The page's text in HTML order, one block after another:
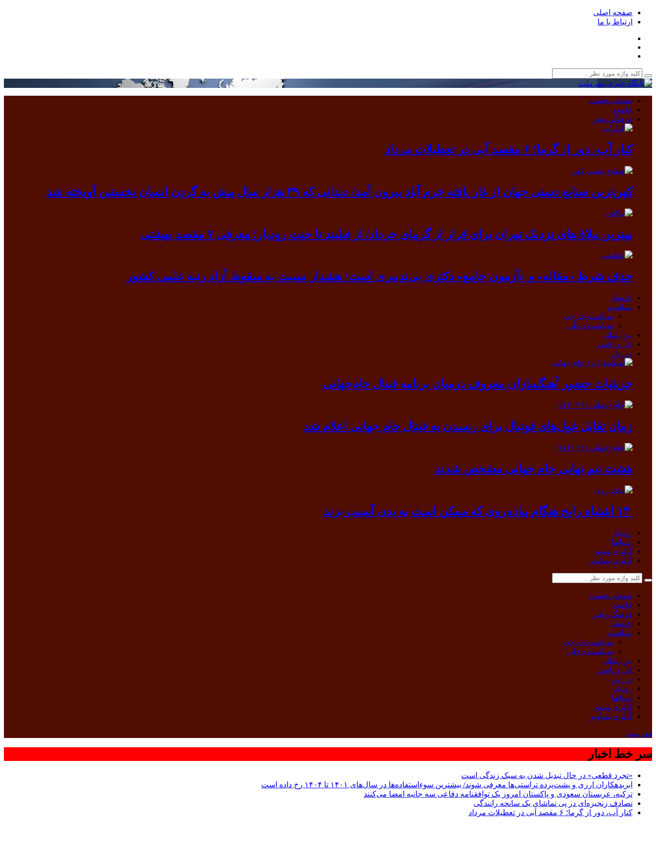
صفحه اصلی
ارتباط با ما
صفحه نخست
جامعه
فرهنگ و هنر
کنار آب، دور از گرما؛ ۶ مقصد آبی در تعطیلات مرداد
کهن‌ترین صنایع دستی جهان از غار یافته خرم آباد بیرون آمد/ دندانی که ۳۹ هزار سال پیش به گردن انسان نخستین آویخته شد
بهترین ییلاق‌های نزدیک تهران برای فرار از گرمای خرداد/ از فیلبند تا جنت رودبار؛ معرفی ۷ مقصد بهشتی
حذف شرط «مقاله» و «آزمون جامع» دکتری بی‌تدبیری است/ هشدار نسبت به سقوط آزاد رتبه علمی کشور
اقتصاد
سیاست
سیاست خارجی
سیاست داخلی
بین الملل
کار و دانش
ورزش
جزیئیات حضور آهنگسازان معروف درمیان برنامه فینال جام‌جهانی
زمان تقابل غول‌های فوتبال برای رسیدن به فینال جام جهانی اعلام شد
هشت تیم نهایی جام جهانی مشخص شدند
۱۳ اشتباه رایج هنگام پیاده‌روی که ممکن است به بدن آسیب بزند
رویداد
استانها
گالری ویدیو
گالری تصاویر
صفحه نخست
جامعه
فرهنگ و هنر
اقتصاد
سیاست
سیاست خارجی
سیاست داخلی
بین الملل
کار و دانش
ورزش
رویداد
استانها
گالری ویدیو
گالری تصاویر
فهرست
سر خط اخبار
«تجرد قطعی» در حال تبدیل شدن به سبک زندگی است
ابربدهکاران ارزی و پشت‌پرده تراستی‌ها معرفی شوند/ بیشترین سوءاستفاده‌ها در سال‌های ۱۴۰۱ تا ۱۴۰۴ رخ داده است
ترکیه، عربستان سعودی و پاکستان امروز یک توافقنامه دفاعی سه جانبه امضا می‌کنند
تصادف زنجیره‌ای در پی تماشای یک سانحه رانندگی
کنار آب، دور از گرما؛ ۶ مقصد آبی در تعطیلات مرداد